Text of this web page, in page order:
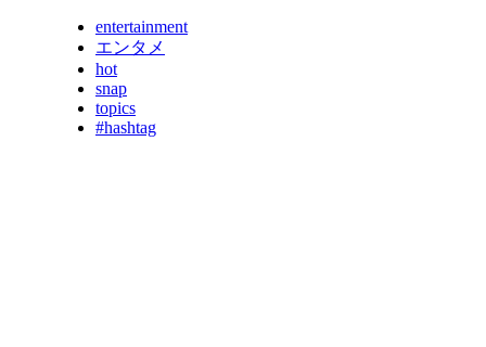
entertainment
エンタメ
hot
snap
topics
#hashtag